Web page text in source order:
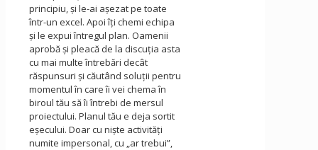
principiu, şi le-ai aşezat pe toate
într-un excel. Apoi îţi chemi echipa
şi le expui întregul plan. Oamenii
aprobă şi pleacă de la discuția asta
cu mai multe întrebări decât
răspunsuri şi căutând soluţii pentru
momentul în care îi vei chema în
biroul tău să îi întrebi de mersul
proiectului. Planul tău e deja sortit
eşecului. Doar cu nişte activităţi
numite impersonal, cu „ar trebui”,